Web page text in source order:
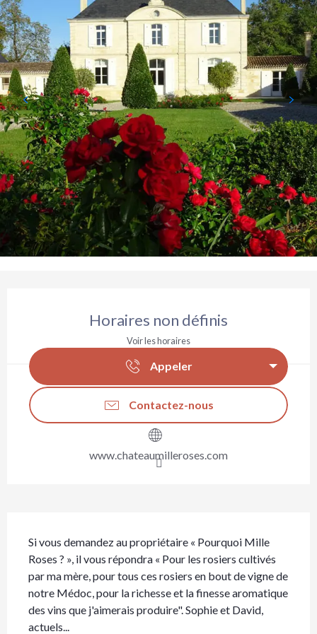
Horaires non définis
Voir les horaires
Appeler
Contactez-nous
www.chateaumilleroses.com
Si vous demandez au propriétaire « Pourquoi Mille
Roses ? », il vous répondra « Pour les rosiers cultivés
par ma mère, pour tous ces rosiers en bout de vigne de
notre Médoc, pour la richesse et la finesse aromatique
des vins que j'aimerais produire". Sophie et David,
actuels...